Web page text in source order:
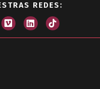
REDES: